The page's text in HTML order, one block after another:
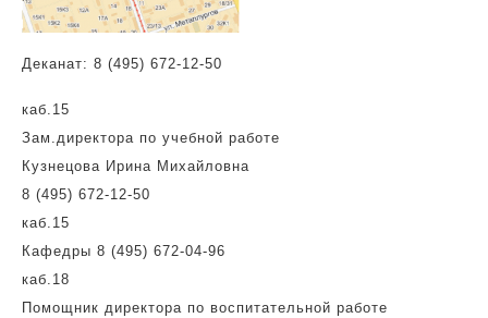
Деканат: 8 (495) 672-12-50
каб.15
Зам.директора по учебной работе
Кузнецова Ирина Михайловна
8 (495) 672-12-50
каб.15
Кафедры 8 (495) 672-04-96
каб.18
Помощник директора по воспитательной работе